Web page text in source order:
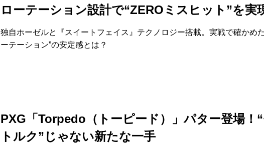
ローテーション設計で“ZEROミスヒット”を実
独自ホーゼルと『スイートフェイス』テクノロジー搭載。実戦で確かめ
ーテーション”の安定感とは？
PXG「Torpedo（トーピード）」パター登場！
トルク”じゃない新たな一手